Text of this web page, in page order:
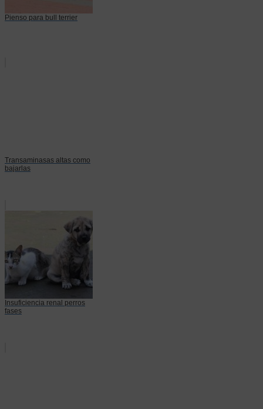
Pienso para bull terrier
Transaminasas altas como
bajarlas
Insuficiencia renal perros
fases